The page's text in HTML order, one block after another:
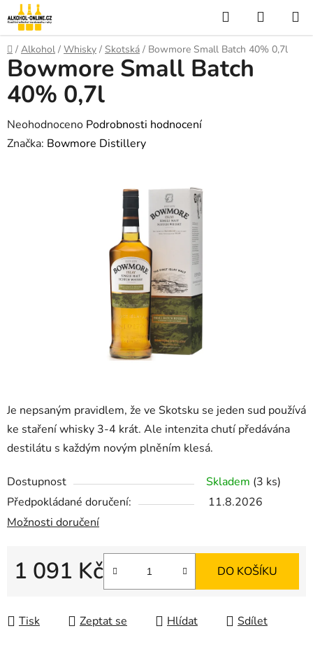
Přejít
na
obsah
Hledat
KOŠÍK
Domů
/ Alkohol / Whisky / Skotská / Bowmore Small Batch 40% 0,7l
Je nepsaným pravidlem, že ve Skotsku se jeden sud používá
ke staření whisky 3-4 krát. Ale intenzita chutí předávána
destilátu s každým novým plněním klesá.
Dostupnost Skladem (3 ks)
Předpokládané doručení:
11.8.2026
Možnosti doručení
1 091 Kč DO KOŠÍKU
Tisk Zeptat se Hlídat Sdílet
Bowmore Small Batch
40% 0,7l
Průměrné
hodnocení
Neohodnoceno Podrobnosti hodnocení
Značka: Bowmore Distillery